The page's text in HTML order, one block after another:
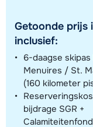
Getoonde prijs
inclusief:
6-daagse skipas
Menuires / St.
(160 kilometer
bijdrage SGR +